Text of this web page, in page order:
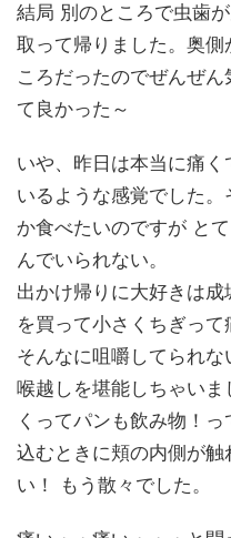
結局 別のところで虫歯
取って帰りました。奥
ころだったのでぜんぜ
て良かった～
いや、昨日は本当に痛
いるような感覚でした
か食べたいのですが と
んでいられない。
出かけ帰りに大好きは
を買って小さくちぎっ
そんなに咀嚼してられ
喉越しを堪能しちゃい
くってパンも飲み物！
込むときに頬の内側が
い！ もう散々でした。